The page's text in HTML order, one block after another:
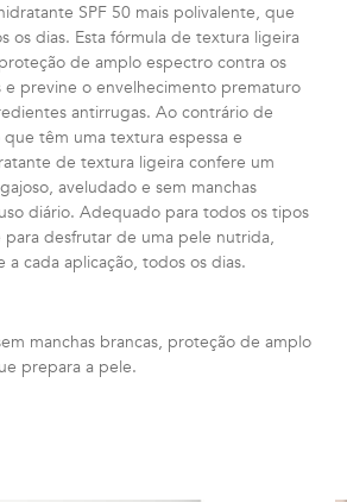
SPF 50 mais polivalente, que
os dias. Esta fórmula de textura ligeira
de amplo espectro contra os
e previne o envelhecimento prematuro
antirrugas. Ao contrário de
têm uma textura espessa e
de textura ligeira confere um
aveludado e sem manchas
diário. Adequado para todos os tipos
desfrutar de uma pele nutrida,
cada aplicação, todos os dias.
manchas brancas, proteção de amplo
prepara a pele.